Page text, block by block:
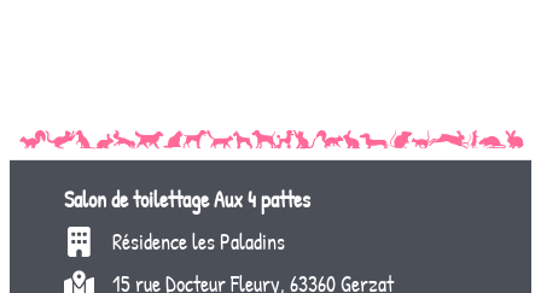
Salon de toilettageAux 4 pattes
Résidence les Paladins
15 rue Docteur Fleury, 63360 Gerzat